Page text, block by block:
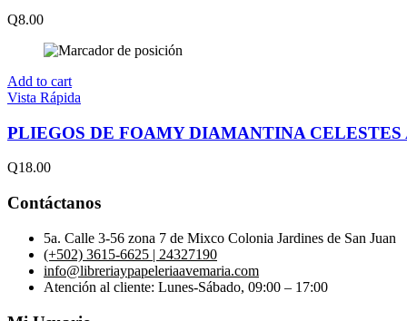
Q8.00
Add to cart
Vista Rápida
PLIEGOS DE FOAMY DIAMANTINA CELESTES
Q18.00
Contáctanos
5a. Calle 3-56 zona 7 de Mixco Colonia Jardines de San Juan
(+502) 3615-6625 | 24327190
info@libreriaypapeleriaavemaria.com
Atención al cliente: Lunes-Sábado, 09:00 – 17:00